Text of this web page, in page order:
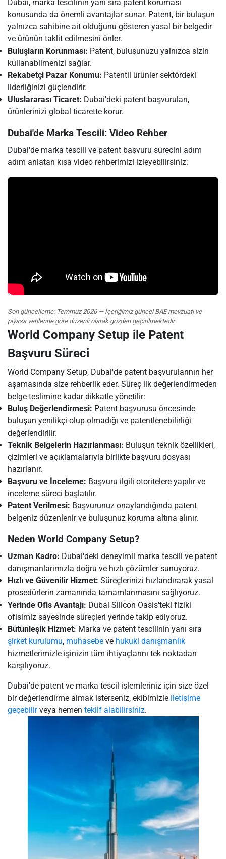
Dubai, marka tescilinin yanı sıra patent koruması
konusunda da önemli avantajlar sunar. Patent, bir buluşun
yalnızca sahibine ait olduğunu gösteren yasal bir belgedir
ve ürünün taklit edilmesini önler.
Buluşların Korunması: Patent, buluşunuzu yalnızca sizin
kullanabilmenizi sağlar.
Rekabetçi Pazar Konumu: Patentli ürünler sektördeki
liderliğinizi güçlendirir.
Uluslararası Ticaret: Dubai'deki patent başvuruları,
ürünlerinizi global ticarette korur.
Dubai'de Marka Tescili: Video Rehber
Dubai'de marka tescili ve patent başvuru sürecini adım
adım anlatan kısa video rehberimizi izleyebilirsiniz:
Son güncelleme: Temmuz 2026 — İçeriğimiz güncel BAE mevzuatı ve
piyasa verilerine göre düzenli olarak gözden geçirilmektedir.
World Company Setup ile Patent
Başvuru Süreci
World Company Setup, Dubai'de patent başvurularının her
aşamasında size rehberlik eder. Süreç ilk değerlendirmeden
belge teslimine kadar dikkatle yönetilir:
Buluş Değerlendirmesi: Patent başvurusu öncesinde
buluşun yenilikçi olup olmadığı ve patentlenebilirliği
değerlendirilir.
Teknik Belgelerin Hazırlanması: Buluşun teknik özellikleri,
çizimleri ve açıklamalarıyla birlikte başvuru dosyası
hazırlanır.
Başvuru ve İnceleme: Başvuru ilgili otoritelere yapılır ve
inceleme süreci başlatılır.
Patent Verilmesi: Başvurunuz onaylandığında patent
belgeniz düzenlenir ve buluşunuz koruma altına alınır.
Neden World Company Setup?
Uzman Kadro: Dubai'deki deneyimli marka tescili ve patent
danışmanlarımızla doğru ve hızlı çözümler sunuyoruz.
Hızlı ve Güvenilir Hizmet: Süreçlerinizi hızlandırarak yasal
prosedürlerin zamanında tamamlanmasını sağlıyoruz.
Yerinde Ofis Avantajı: Dubai Silicon Oasis'teki fiziki
ofisimiz sayesinde süreçleri yerinde takip ediyoruz.
Bütünleşik Hizmet: Marka ve patent tescilinin yanı sıra
şirket kurulumu, muhasebe ve hukuki danışmanlık
hizmetlerimizle işinizin tüm ihtiyaçlarını tek noktadan
karşılıyoruz.
Dubai'de patent ve marka tescil işlemleriniz için size özel
bir değerlendirme almak isterseniz, ekibimizle iletişime
geçebilirveya hemen teklif alabilirsiniz.